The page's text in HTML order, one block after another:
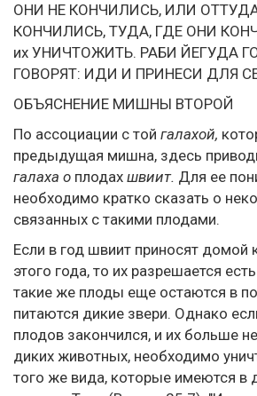
ОНИ НЕ КОНЧИЛИСЬ, ИЛИ
КОНЧИЛИСЬ, ТУДА, ГДЕ ОНИ
их УНИЧТОЖИТЬ. РАБИ ЙЕГУДА
ГОВОРЯТ: ИДИ И ПРИНЕСИ ДЛЯ
ОБЪЯСНЕНИЕ МИШНЫ ВТОРОЙ
По ассоциации с той галахой,
предыдущая мишна, здесь
галаха о плодах швиит. Для ее
необходимо кратко сказать о
связанных с такими плодами.
Если в год швиит приносят домой
этого года, то их разрешается
такие же плоды еще остаются в
питаются дикие звери. Однако
плодов закончился, и их больше
диких животных, необходимо
того же вида, которые имеются в